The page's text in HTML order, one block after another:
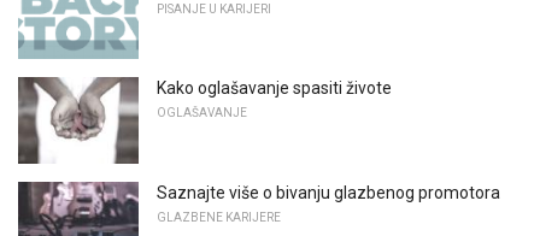
PISANJE U KARIJERI
Kako oglašavanje spasiti živote
OGLAŠAVANJE
Saznajte više o bivanju glazbenog promotora
GLAZBENE KARIJERE